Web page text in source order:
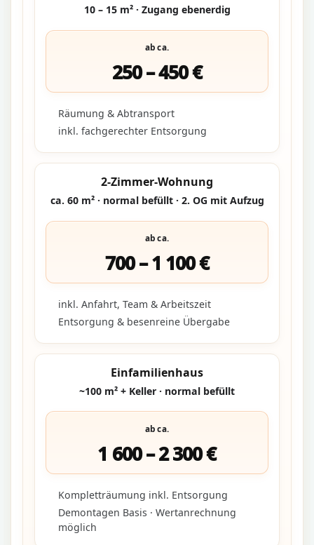
10 – 15 m² · Zugang ebenerdig
ab ca.
250 – 450 €
Räumung & Abtransport
inkl. fachgerechter Entsorgung
2-Zimmer-Wohnung
ca. 60 m² · normal befüllt · 2. OG mit Aufzug
ab ca.
700 – 1 100 €
inkl. Anfahrt, Team & Arbeitszeit
Entsorgung & besenreine Übergabe
Einfamilienhaus
~100 m² + Keller · normal befüllt
ab ca.
1 600 – 2 300 €
Kompletträumung inkl. Entsorgung
Demontagen Basis · Wertanrechnung
möglich